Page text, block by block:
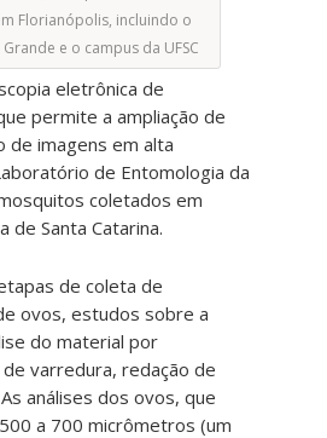
Florianópolis, incluindo o
e o campus da UFSC
eletrônica de
permite a ampliação de
de imagens em alta
de Entomologia da
coletados em
de Santa Catarina.
de coleta de
ovos, estudos sobre a
do material por
varredura, redação de
análises dos ovos, que
a 700 micrômetros (um